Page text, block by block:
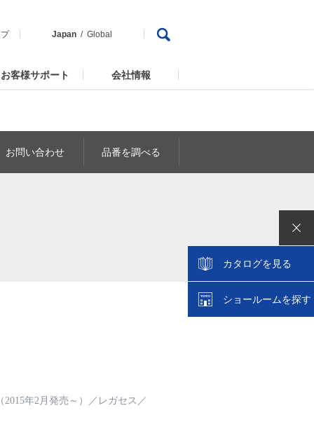
Japan Global
お客様サポート 会社情報
お問い合わせ 品番を調べる
カタログを見る
ショールームを探す
2015年2月発売～） ／ レガセス ／